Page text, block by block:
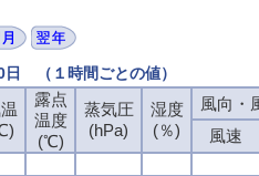
（１時間ごとの値）
露点
温度
(℃)
蒸気圧
(hPa)
湿度
(％)
風向・
風速